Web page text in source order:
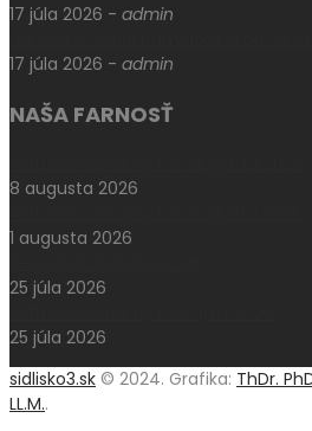
17 júla 2026 - admin
17 júla 2026 - admin
NAŠA FARNOSŤ
8 augusta 2026
1 augusta 2026
25 júla 2026
25 júla 2026
sidlisko3.sk © 2024. Grafika: ThDr.
LL.M..